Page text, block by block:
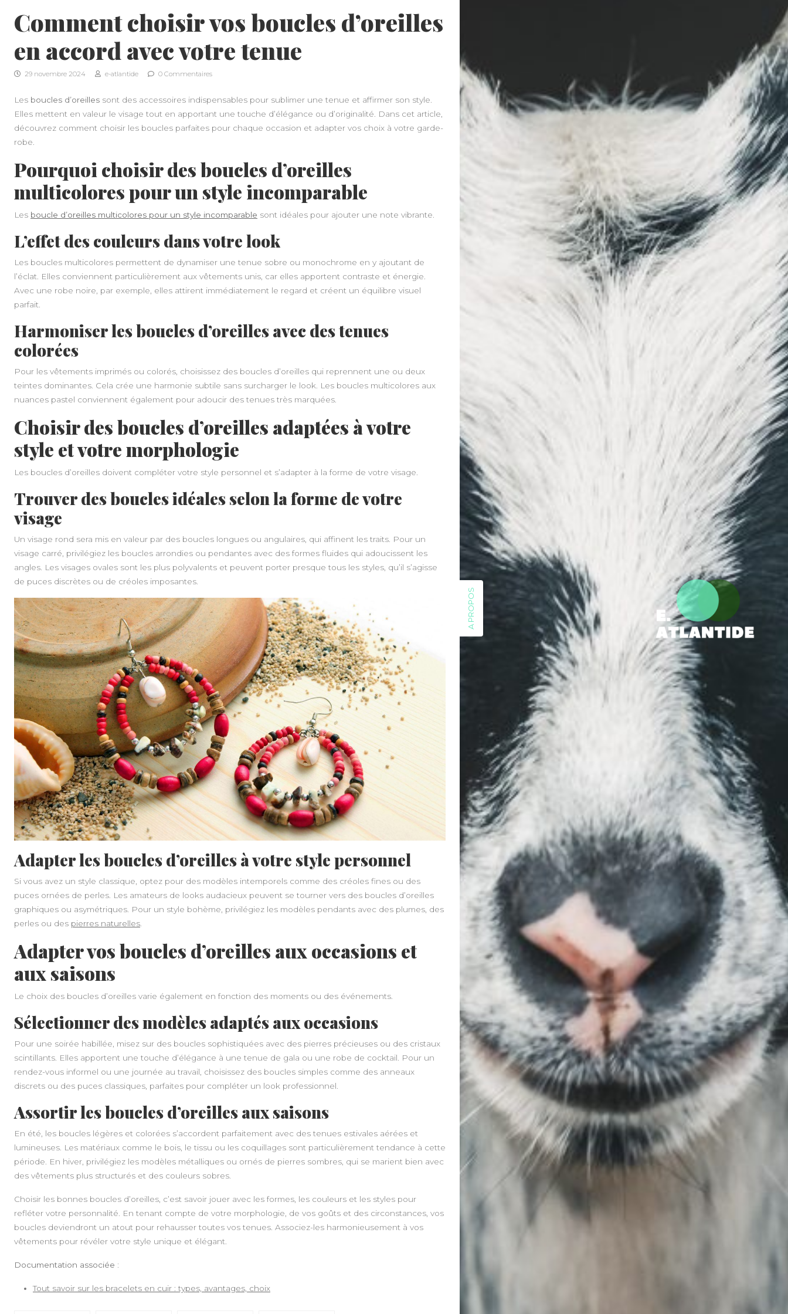
Comment choisir vos boucles d’oreilles
en accord avec votre tenue
29 novembre 2024 e-atlantide 0 Commentaires
Les boucles d’oreilles sont des accessoires indispensables pour sublimer une tenue et affirmer son style.
Elles mettent en valeur le visage tout en apportant une touche d’élégance ou d’originalité. Dans cet article,
découvrez comment choisir les boucles parfaites pour chaque occasion et adapter vos choix à votre garde-
robe.
Pourquoi choisir des boucles d’oreilles
multicolores pour un style incomparable
Les boucle d’oreilles multicolores pour un style incomparable sont idéales pour ajouter une note vibrante.
L’effet des couleurs dans votre look
Les boucles multicolores permettent de dynamiser une tenue sobre ou monochrome en y ajoutant de
l’éclat. Elles conviennent particulièrement aux vêtements unis, car elles apportent contraste et énergie.
Avec une robe noire, par exemple, elles attirent immédiatement le regard et créent un équilibre visuel
parfait.
Harmoniser les boucles d’oreilles avec des tenues
colorées
Pour les vêtements imprimés ou colorés, choisissez des boucles d’oreilles qui reprennent une ou deux
teintes dominantes. Cela crée une harmonie subtile sans surcharger le look. Les boucles multicolores aux
nuances pastel conviennent également pour adoucir des tenues très marquées.
Choisir des boucles d’oreilles adaptées à votre
style et votre morphologie
Les boucles d’oreilles doivent compléter votre style personnel et s’adapter à la forme de votre visage.
Trouver des boucles idéales selon la forme de votre
visage
Un visage rond sera mis en valeur par des boucles longues ou angulaires, qui affinent les traits. Pour un
visage carré, privilégiez les boucles arrondies ou pendantes avec des formes fluides qui adoucissent les
angles. Les visages ovales sont les plus polyvalents et peuvent porter presque tous les styles, qu’il s’agisse
de puces discrètes ou de créoles imposantes.
Adapter les boucles d’oreilles à votre style personnel
Si vous avez un style classique, optez pour des modèles intemporels comme des créoles fines ou des
puces ornées de perles. Les amateurs de looks audacieux peuvent se tourner vers des boucles d’oreilles
graphiques ou asymétriques. Pour un style bohème, privilégiez les modèles pendants avec des plumes, des
perles ou des pierres naturelles
Adapter vos boucles d’oreilles aux occasions et
aux saisons
Le choix des boucles d’oreilles varie également en fonction des moments ou des événements.
Sélectionner des modèles adaptés aux occasions
Pour une soirée habillée, misez sur des boucles sophistiquées avec des pierres précieuses ou des cristaux
scintillants. Elles apportent une touche d’élégance à une tenue de gala ou une robe de cocktail. Pour un
rendez-vous informel ou une journée au travail, choisissez des boucles simples comme des anneaux
discrets ou des puces classiques, parfaites pour compléter un look professionnel.
Assortir les boucles d’oreilles aux saisons
En été, les boucles légères et colorées s’accordent parfaitement avec des tenues estivales aérées et
lumineuses. Les matériaux comme le bois, le tissu ou les coquillages sont particulièrement tendance à cette
période. En hiver, privilégiez les modèles métalliques ou ornés de pierres sombres, qui se marient bien avec
des vêtements plus structurés et des couleurs sobres.
Choisir les bonnes boucles d’oreilles, c’est savoir jouer avec les formes, les couleurs et les styles pour
refléter votre personnalité. En tenant compte de votre morphologie, de vos goûts et des circonstances, vos
boucles deviendront un atout pour rehausser toutes vos tenues. Associez-les harmonieusement à vos
vêtements pour révéler votre style unique et élégant.
Documentation associée :
Tout savoir sur les bracelets en cuir : types, avantages, choix
A PROPOS